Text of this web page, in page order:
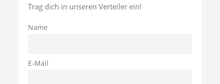
Trag dich in unseren Verteiler ein!
Name
E-Mail